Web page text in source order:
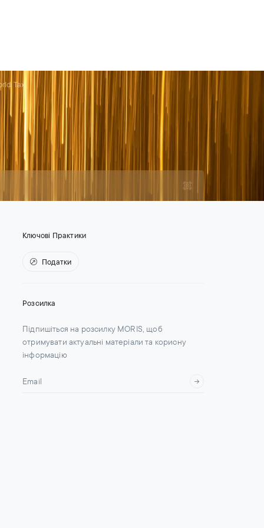
Tax
Ключові Практики
Податки
Розсилка
Підпишіться на розсилку MORIS, щоб
отримувати актуальні матеріали та корисну
інформацію